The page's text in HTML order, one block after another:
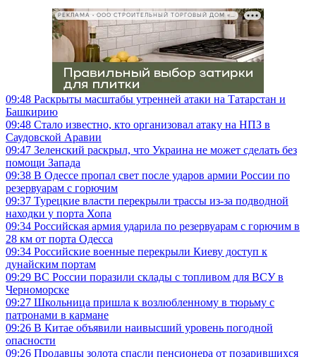
РЕКЛАМА • ООО СТРОИТЕЛЬНЫЙ ТОРГОВЫЙ ДОМ «ПЕТРОВИЧ», ИНН 7802348846
09:48 Раскрыты масштабы утренней атаки на Татарстан и
Башкирию
09:48 Стало известно, кто организовал атаку на НПЗ в
Саудовской Аравии
09:47 Зеленский раскрыл, что Украина не может сделать без
помощи Запада
09:38 В Одессе пропал свет после ударов армии России по
резервуарам с горючим
09:37 Турецкие власти перекрыли трассы из-за подводной
находки у порта Хопа
09:34 Российская армия ударила по резервуарам с горючим в
28 км от порта Одесса
09:34 Российские военные перекрыли Киеву доступ к
дунайским портам
09:29 ВС России поразили склады с топливом для ВСУ в
Черноморске
09:27 Школьница пришла к возлюбленному в тюрьму с
патронами в кармане
09:26 В Китае объявили наивысший уровень погодной
опасности
09:26 Продавцы золота спасли пенсионера от позарившихся